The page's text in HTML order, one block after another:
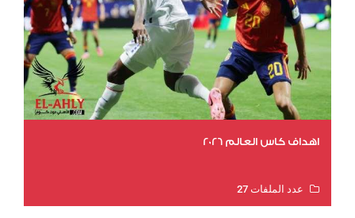
اهداف كاس العالم 2026
عدد الملفات 27